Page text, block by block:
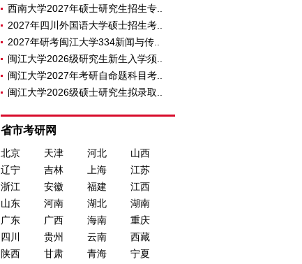
西南大学2027年硕士研究生招生专..
2027年四川外国语大学硕士招生考..
2027年研考闽江大学334新闻与传..
闽江大学2026级研究生新生入学须..
闽江大学2027年考研自命题科目考..
闽江大学2026级硕士研究生拟录取..
省市考研网
北京 天津 河北
山西
辽宁
吉林 上海
江苏
浙江
安徽 福建
江西
山东
河南 湖北
湖南
广东
广西 海南
重庆
四川
贵州 云南
西藏
陕西
甘肃 青海
宁夏